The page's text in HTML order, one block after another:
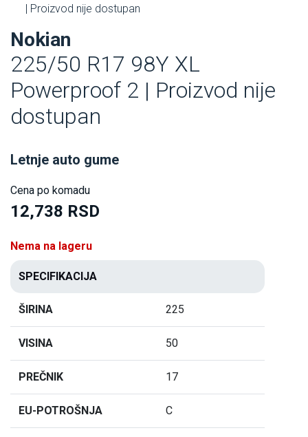
| Proizvod nije dostupan
Nokian
225/50 R17 98Y XL
Powerproof 2 | Proizvod nije
dostupan
Letnje auto gume
Cena po komadu
12,738 RSD
Nema na lageru
SPECIFIKACIJA
ŠIRINA 225
VISINA 50
PREČNIK 17
EU-POTROŠNJA C